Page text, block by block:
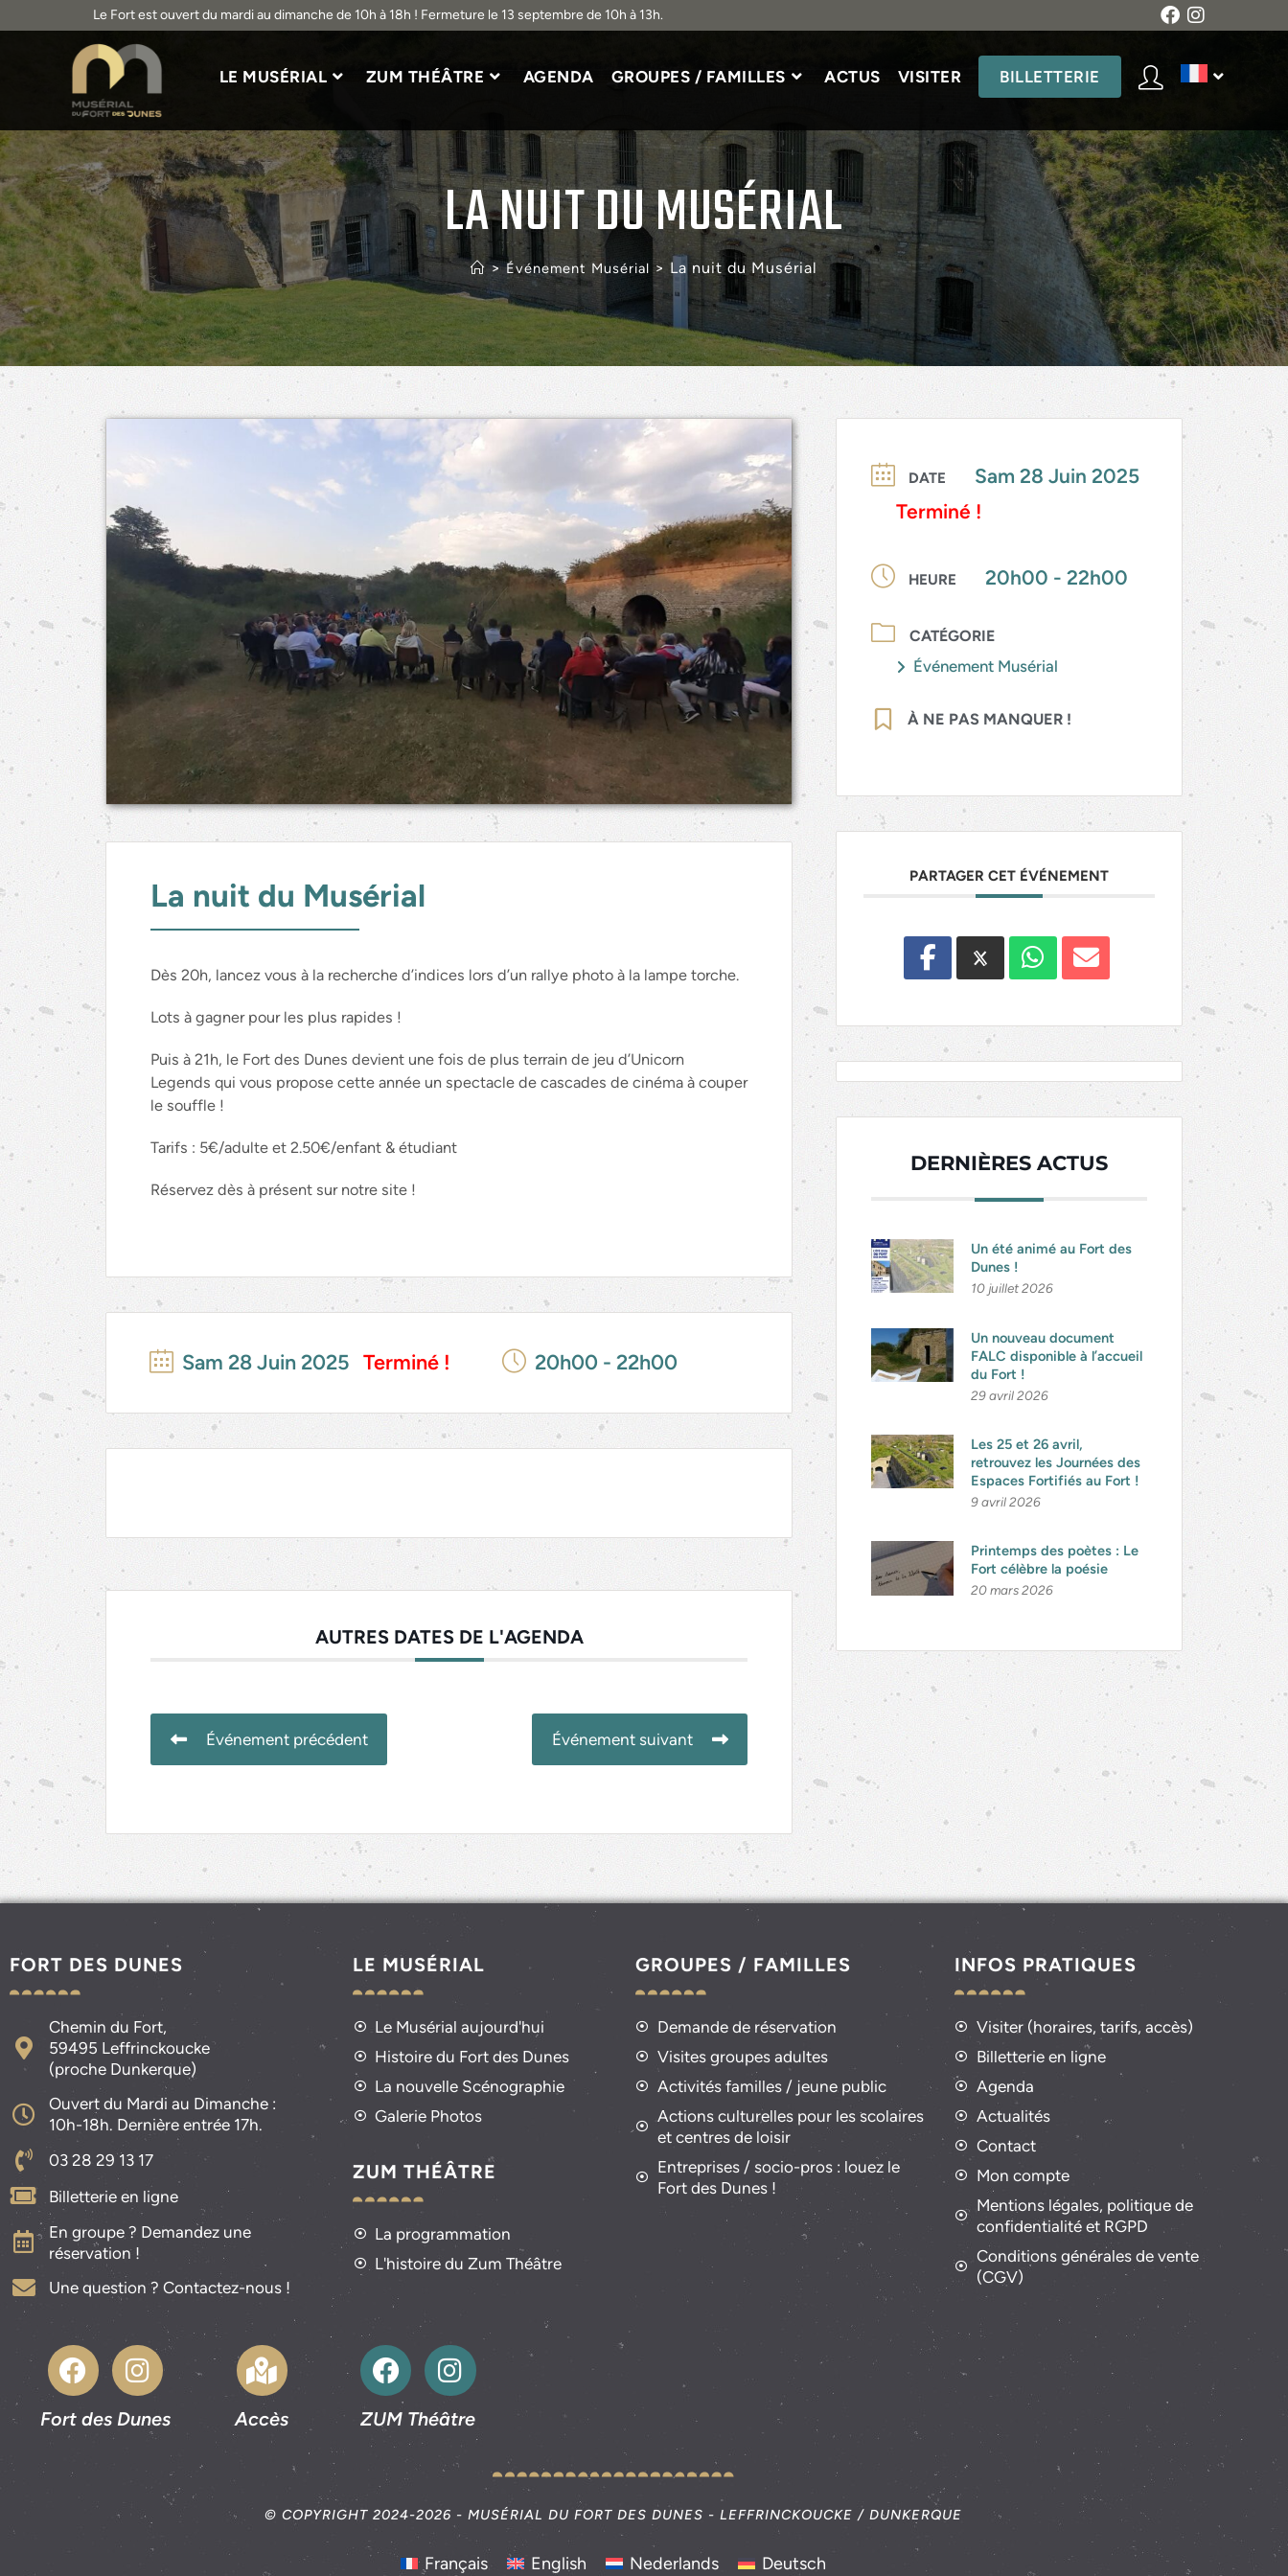
Le Fort est ouvert du mardi au dimanche de 10h à 18h ! Fermeture le 13 septembre de 10h à 13h.
LE MUSÉRIAL ZUM THÉÂTRE AGENDA GROUPES / FAMILLES ACTUS VISITER BILLETTERIE
LA NUIT DU MUSÉRIAL
>Événement Musérial > La nuit du Musérial
La nuit du Musérial
Dès 20h, lancez vous à la recherche d’indices lors d’un rallye photo à la lampe torche.
Lots à gagner pour les plus rapides !
Puis à 21h, le Fort des Dunes devient une fois de plus terrain de jeu d’Unicorn
Legends qui vous propose cette année un spectacle de cascades de cinéma à couper
le souffle !
Tarifs : 5€/adulte et 2.50€/enfant & étudiant
Réservez dès à présent sur notre site !
Sam 28 Juin 2025 Terminé ! 20h00 - 22h00
AUTRES DATES DE L'AGENDA
Événement précédent Événement suivant
DATE
Sam 28 Juin 2025
Terminé !
HEURE 20h00 - 22h00
CATÉGORIE
Événement Musérial
À NE PAS MANQUER !
PARTAGER CET ÉVÉNEMENT
DERNIÈRES ACTUS
Un été animé au Fort des
Dunes !
10 juillet 2026
Un nouveau document
FALC disponible à l’accueil
du Fort !
29 avril 2026
Les 25 et 26 avril,
retrouvez les Journées des
Espaces Fortifiés au Fort !
9 avril 2026
Printemps des poètes : Le
Fort célèbre la poésie
20 mars 2026
FORT DES DUNES
Chemin du Fort,
59495 Leffrinckoucke
(proche Dunkerque)
Ouvert du Mardi au Dimanche :
10h-18h. Dernière entrée 17h.
03 28 29 13 17
Billetterie en ligne
En groupe ? Demandez une
réservation !
Une question ? Contactez-nous !
LE MUSÉRIAL
Le Musérial aujourd'hui
Histoire du Fort des Dunes
La nouvelle Scénographie
Galerie Photos
ZUM THÉÂTRE
La programmation
L'histoire du Zum Théâtre
GROUPES / FAMILLES
Demande de réservation
Visites groupes adultes
Activités familles / jeune public
Actions culturelles pour les scolaires
et centres de loisir
Entreprises / socio-pros : louez le
Fort des Dunes !
INFOS PRATIQUES
Visiter (horaires, tarifs, accès)
Billetterie en ligne
Agenda
Actualités
Contact
Mon compte
Mentions légales, politique de
confidentialité et RGPD
Conditions générales de vente
(CGV)
Fort des Dunes Accès ZUM Théâtre
© COPYRIGHT 2024-2026 - MUSÉRIAL DU FORT DES DUNES - LEFFRINCKOUCKE / DUNKERQUE
Français English Nederlands Deutsch